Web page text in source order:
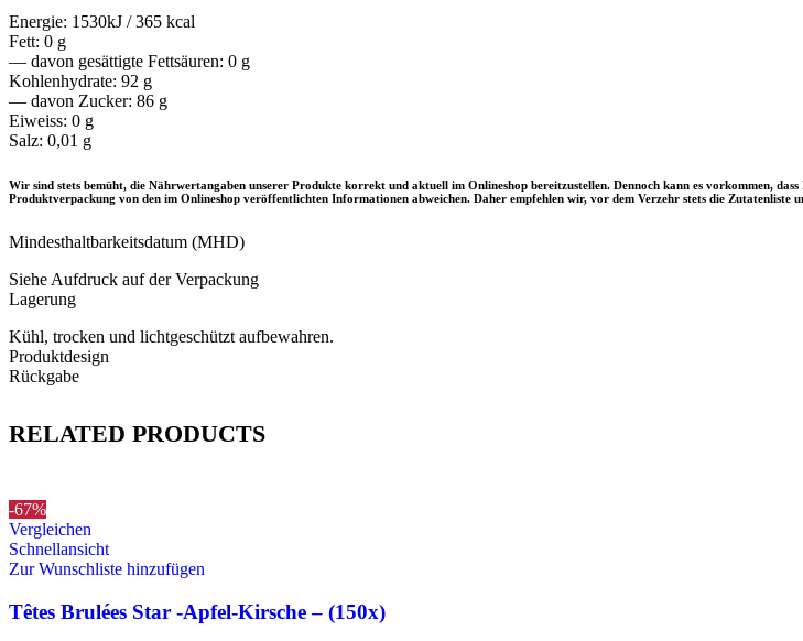
Energie: 1530kJ / 365 kcal
Fett: 0 g
— davon gesättigte Fettsäuren: 0 g
Kohlenhydrate: 92 g
— davon Zucker: 86 g
Eiweiss: 0 g
Salz: 0,01 g
Wir sind stets bemüht, die Nährwertangaben unserer Produkte korrekt und aktuell im Onlineshop bereitzustellen. Dennoch kann es vorkommen,
Produktverpackung von den im Onlineshop veröffentlichten Informationen abweichen. Daher empfehlen wir, vor dem Verzehr stets die
Mindesthaltbarkeitsdatum (MHD)
Siehe Aufdruck auf der Verpackung
Lagerung
Kühl, trocken und lichtgeschützt aufbewahren.
Produktdesign
Rückgabe
RELATED PRODUCTS
-67%
Vergleichen
Schnellansicht
Zur Wunschliste hinzufügen
Têtes Brulées Star -Apfel-Kirsche – (150x)